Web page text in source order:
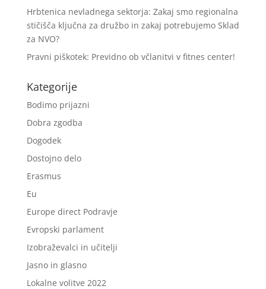
Hrbtenica nevladnega sektorja: Zakaj smo regionalna
stičišča ključna za družbo in zakaj potrebujemo Sklad
za NVO?
Pravni piškotek: Previdno ob včlanitvi v fitnes center!
Kategorije
Bodimo prijazni
Dobra zgodba
Dogodek
Dostojno delo
Erasmus
Eu
Europe direct Podravje
Evropski parlament
Izobraževalci in učitelji
Jasno in glasno
Lokalne volitve 2022